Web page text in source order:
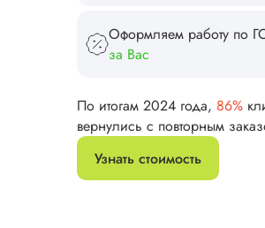
Оформляем работу по
за Вас
По итогам 2024 года, 86%
вернулись с повторным
Узнать стоимость